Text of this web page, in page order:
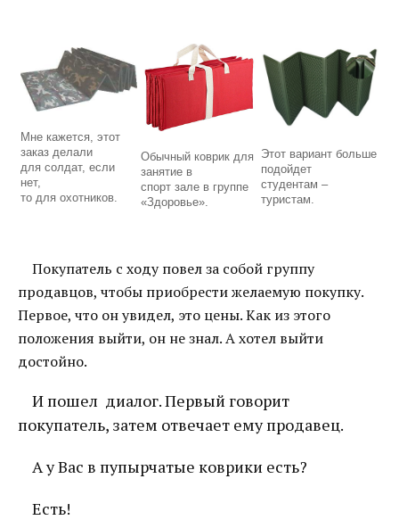
Мне кажется, этот
заказ делали
для солдат, если
нет,
то для охотников.
Обычный коврик для
занятие в
спорт зале в группе
«Здоровье».
Этот вариант больше
подойдет
студентам –
туристам.
Покупатель с ходу повел за собой группу
продавцов, чтобы приобрести желаемую покупку.
Первое, что он увидел, это цены. Как из этого
положения выйти, он не знал. А хотел выйти
достойно.
И пошел диалог. Первый говорит
покупатель, затем отвечает ему продавец.
А у Вас в пупырчатые коврики есть?
Есть!